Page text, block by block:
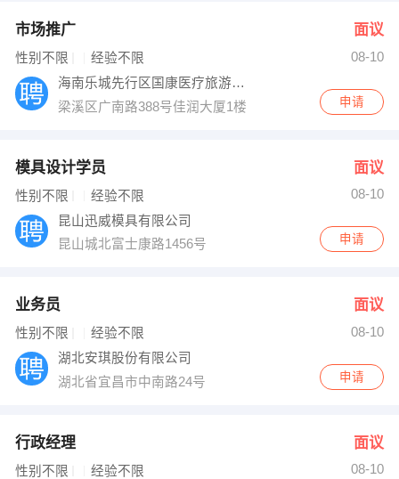
市场推广 面议
性别不限 经验不限
08-10
海南乐城先行区国康医疗旅游服务有限公司江
梁溪区广南路388号佳润大厦1楼
申请
模具设计学员 面议
性别不限 经验不限
08-10
昆山迅威模具有限公司
昆山城北富士康路1456号
申请
业务员 面议
性别不限 经验不限
08-10
湖北安琪股份有限公司
湖北省宜昌市中南路24号
申请
行政经理 面议
性别不限 经验不限
08-10